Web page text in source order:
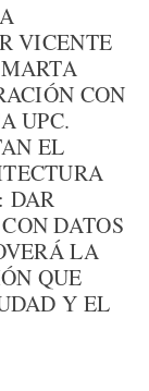
VICENTE
CON
UPC.
EL
DAR
DATOS
LA
QUE
Y EL